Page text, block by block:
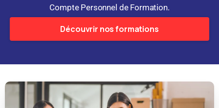
Compte Personnel de Formation.
Découvrir nos formations